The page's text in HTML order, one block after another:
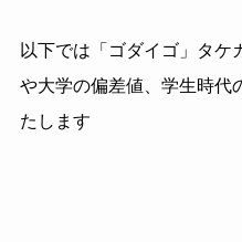
以下では「ゴダイゴ」タケ
や大学の偏差値、学生時代
たします